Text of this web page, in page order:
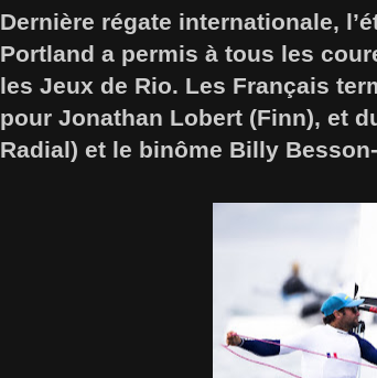
Dernière régate internationale,
Portland a permis à tous les
les Jeux de Rio. Les Français
pour Jonathan Lobert (Finn), et
Radial) et le binôme Billy